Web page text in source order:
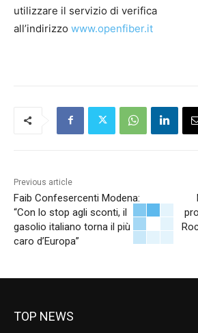
utilizzare il servizio di verifica
all’indirizzo www.openfiber.it
Previous article
Faib Confesercenti Modena:
“Con lo stop agli sconti, il
gasolio italiano torna il più
caro d’Europa”
TOP NEWS